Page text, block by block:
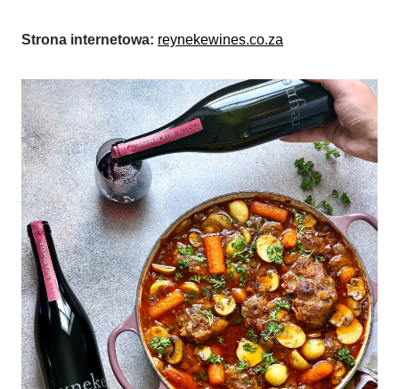
Strona internetowa: reynekewines.co.za